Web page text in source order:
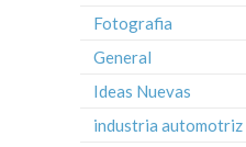
Fotografia
General
Ideas Nuevas
industria automotriz